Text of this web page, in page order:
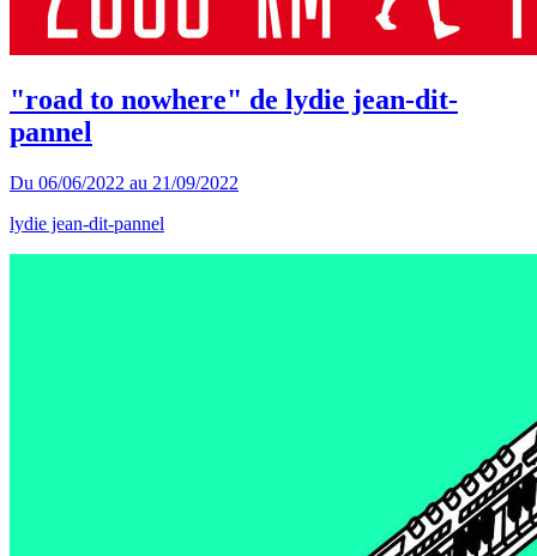
"road to nowhere" de lydie jean-dit-
pannel
Du 06/06/2022 au 21/09/2022
lydie jean-dit-pannel